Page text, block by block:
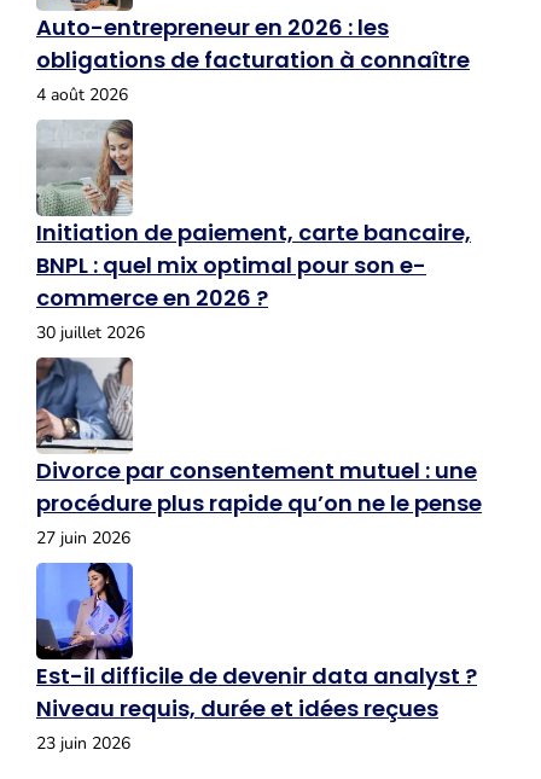
Auto-entrepreneur en 2026 : les
obligations de facturation à connaître
4 août 2026
Initiation de paiement, carte bancaire,
BNPL : quel mix optimal pour son e-
commerce en 2026 ?
30 juillet 2026
Divorce par consentement mutuel : une
procédure plus rapide qu’on ne le pense
27 juin 2026
Est-il difficile de devenir data analyst ?
Niveau requis, durée et idées reçues
23 juin 2026